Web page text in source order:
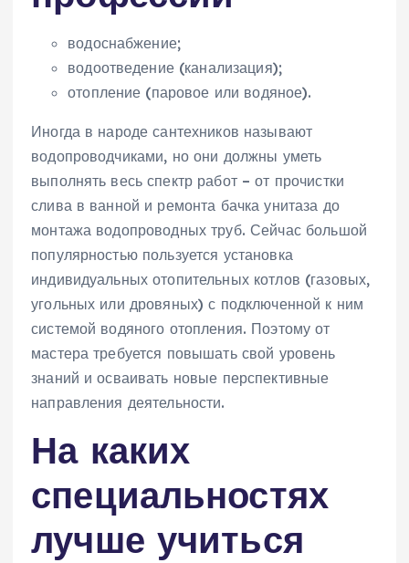
водоснабжение;
водоотведение (канализация);
отопление (паровое или водяное).
Иногда в народе сантехников называют
водопроводчиками, но они должны уметь
выполнять весь спектр работ – от прочистки
слива в ванной и ремонта бачка унитаза до
монтажа водопроводных труб. Сейчас большой
популярностью пользуется установка
индивидуальных отопительных котлов (газовых,
угольных или дровяных) с подключенной к ним
системой водяного отопления. Поэтому от
мастера требуется повышать свой уровень
знаний и осваивать новые перспективные
направления деятельности.
На каких
специальностях
лучше учиться